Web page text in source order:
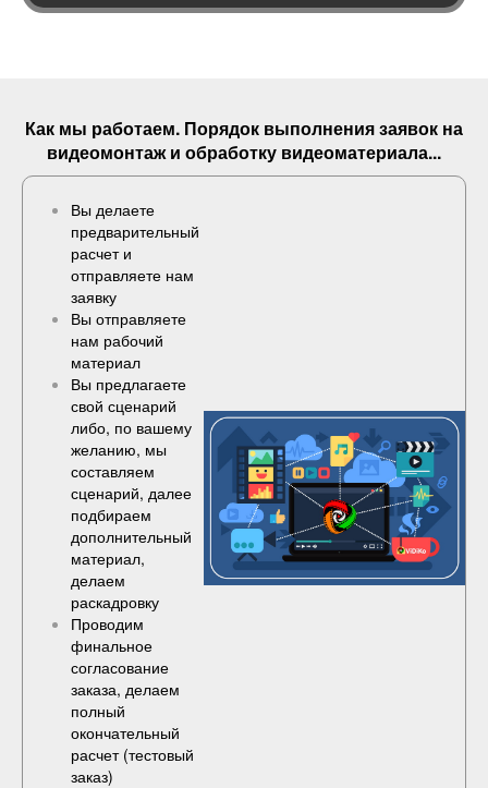
Как мы работаем. Порядок выполнениязаявок на
видеомонтаж и обработку видеоматериала...
Вы делаете
предварительный
расчет и
отправляете нам
заявку
Вы отправляете
нам рабочий
материал
Вы предлагаете
свой сценарий
либо, по вашему
желанию, мы
составляем
сценарий, далее
подбираем
дополнительный
материал,
делаем
раскадровку
Проводим
финальное
согласование
заказа, делаем
полный
окончательный
расчет (тестовый
заказ)